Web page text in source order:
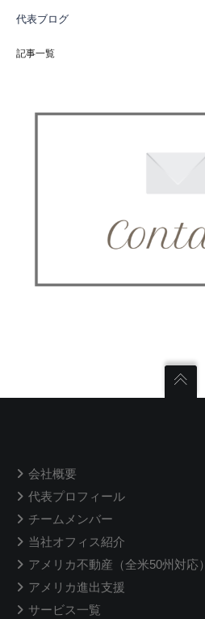
代表ブログ
記事一覧
会社概要
代表プロフィール
チームメンバー
当社オフィス紹介
アメリカ不動産（全米50州対応）
アメリカ進出支援
サービス一覧